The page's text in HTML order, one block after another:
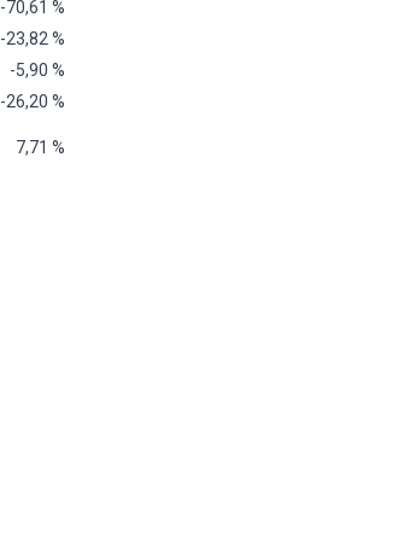
-70,61 %
-23,82 %
-5,90 %
-26,20 %
7,71 %